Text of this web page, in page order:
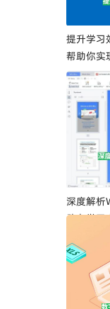
提升学习
帮助你实
深度解析
助力学习